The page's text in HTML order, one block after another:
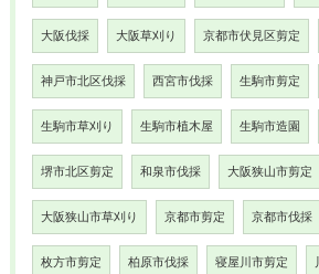
大阪伐採 大阪草刈り 京都市伏見区剪定
神戸市北区伐採 西宮市伐採 生駒市剪定
生駒市草刈り 生駒市植木屋 生駒市造園
堺市北区剪定 和泉市伐採 大阪狭山市剪定
大阪狭山市草刈り 京都市剪定 京都市伐採
枚方市剪定 柏原市伐採 寝屋川市剪定